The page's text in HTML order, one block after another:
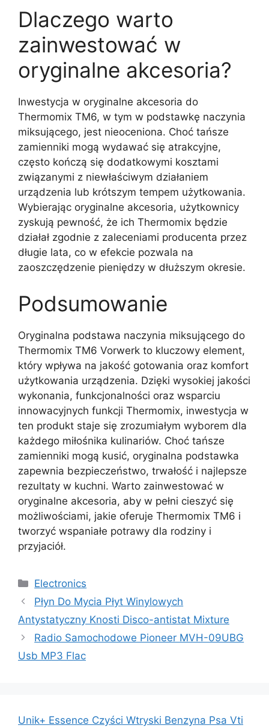
Dlaczego warto
zainwestować w
oryginalne akcesoria?
Inwestycja w oryginalne akcesoria do
Thermomix TM6, w tym w podstawkę naczynia
miksującego, jest nieoceniona. Choć tańsze
zamienniki mogą wydawać się atrakcyjne,
często kończą się dodatkowymi kosztami
związanymi z niewłaściwym działaniem
urządzenia lub krótszym tempem użytkowania.
Wybierając oryginalne akcesoria, użytkownicy
zyskują pewność, że ich Thermomix będzie
działał zgodnie z zaleceniami producenta przez
długie lata, co w efekcie pozwala na
zaoszczędzenie pieniędzy w dłuższym okresie.
Podsumowanie
Oryginalna podstawa naczynia miksującego do
Thermomix TM6 Vorwerk to kluczowy element,
który wpływa na jakość gotowania oraz komfort
użytkowania urządzenia. Dzięki wysokiej jakości
wykonania, funkcjonalności oraz wsparciu
innowacyjnych funkcji Thermomix, inwestycja w
ten produkt staje się zrozumiałym wyborem dla
każdego miłośnika kulinariów. Choć tańsze
zamienniki mogą kusić, oryginalna podstawka
zapewnia bezpieczeństwo, trwałość i najlepsze
rezultaty w kuchni. Warto zainwestować w
oryginalne akcesoria, aby w pełni cieszyć się
możliwościami, jakie oferuje Thermomix TM6 i
tworzyć wspaniałe potrawy dla rodziny i
przyjaciół.
Kategorie
Electronics
Płyn Do Mycia Płyt Winylowych
Antystatyczny Knosti Disco-antistat Mixture
Radio Samochodowe Pioneer MVH-09UBG
Usb MP3 Flac
Unik+ Essence Czyści Wtryski Benzyna Psa Vti